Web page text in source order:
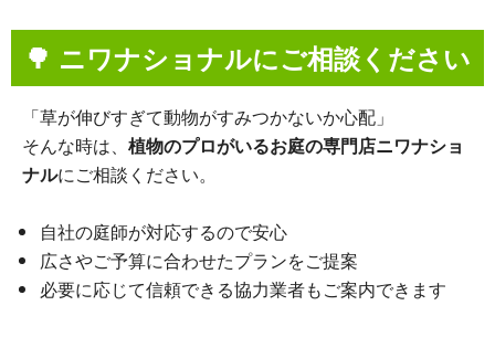
🌳 ニワナショナルにご相談ください
「草が伸びすぎて動物がすみつかないか心配」
そんな時は、 植物のプロがいるお庭の専門店ニワナショ
ナルにご相談ください。
自社の庭師が対応するので安心
広さやご予算に合わせたプランをご提案
必要に応じて信頼できる協力業者もご案内できます